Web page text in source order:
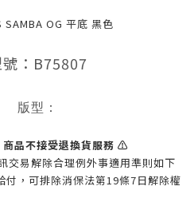
SAMBA OG 平底 黑色
號：B75807
版型：
品不接受退換貨服務 ⚠️
交易解除合理例外事適用準則如下
， 可排除消保法第19條7日解除權